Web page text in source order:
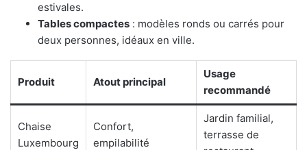
estivales.
Tables compactes : modèles ronds ou carrés pour
deux personnes, idéaux en ville.
Produit Atout principal
Usage
recommandé
Chaise
Luxembourg
Confort,
empilabilité
Jardin familial,
terrasse de